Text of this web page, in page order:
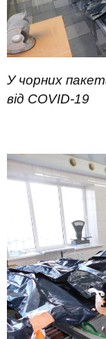
У чорних
від COVID-19